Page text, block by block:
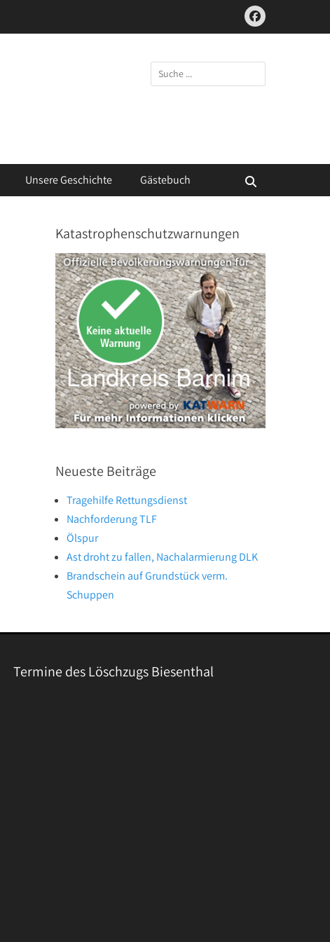
Facebook
Suchen
nach:
Unsere Geschichte Gästebuch
Katastrophenschutzwarnungen
Neueste Beiträge
Tragehilfe Rettungsdienst
Nachforderung TLF
Ölspur
Ast droht zu fallen, Nachalarmierung DLK
Brandschein auf Grundstück verm.
Schuppen
Termine des Löschzugs Biesenthal